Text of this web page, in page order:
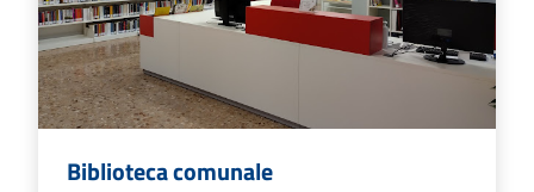
Biblioteca comunale